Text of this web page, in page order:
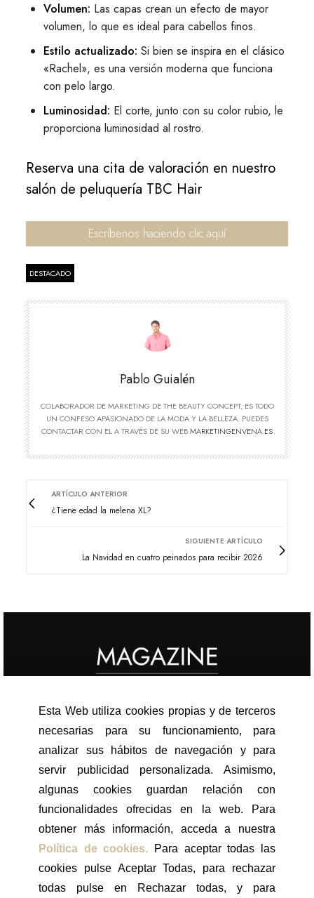
Volumen: Las capas crean un efecto de mayor
volumen, lo que es ideal para cabellos finos.
Estilo actualizado: Si bien se inspira en el clásico
«Rachel», es una versión moderna que funciona
con pelo largo.
Luminosidad: El corte, junto con su color rubio, le
proporciona luminosidad al rostro.
Reserva una cita de valoración en nuestro
salón de peluquería TBC Hair
Escríbenos haciendo clic aquí
DESTACADO
Pablo Guialén
COLABORADOR DE MARKETING DE THE BEAUTY CONCEPT, ES TODO
UN CONFESO APASIONADO DE LA MODA Y LA BELLEZA. PUEDES
CONTACTAR CON EL A TRAVÉS DE SU WEBMARKETINGENVENA.ES
ARTÍCULO ANTERIOR
¿Tiene edad la melena XL?
SIGUIENTE ARTÍCULO
La Navidad en cuatro peinados para recibir 2026
ACTUALIDAD
CELEBRITIES
FACIAL
CORPORAL
CABELLO
LONGEVIDAD
MEDICINA ESTÉTICA
HOMBRES
TIENDA ONLINE
Esta Web utiliza cookies propias y de terceros
necesarias para su funcionamiento, para
analizar sus hábitos de navegación y para
servir publicidad personalizada. Asimismo,
algunas cookies guardan relación con
funcionalidades ofrecidas en la web. Para
obtener más información, acceda a nuestra
Política de cookies. Para aceptar todas las
cookies pulse Aceptar Todas, para rechazar
todas pulse en Rechazar todas, y para